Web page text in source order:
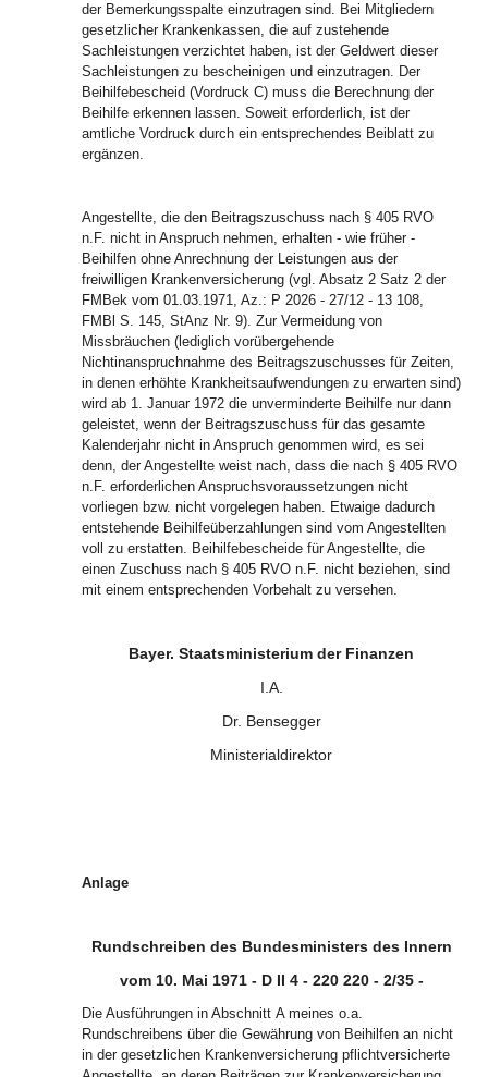
der Bemerkungsspalte einzutragen sind. Bei Mitgliedern
gesetzlicher Krankenkassen, die auf zustehende
Sachleistungen verzichtet haben, ist der Geldwert dieser
Sachleistungen zu bescheinigen und einzutragen. Der
Beihilfebescheid (Vordruck C) muss die Berechnung der
Beihilfe erkennen lassen. Soweit erforderlich, ist der
amtliche Vordruck durch ein entsprechendes Beiblatt zu
ergänzen.
Angestellte, die den Beitragszuschuss nach § 405 RVO
n.F. nicht in Anspruch nehmen, erhalten - wie früher -
Beihilfen ohne Anrechnung der Leistungen aus der
freiwilligen Krankenversicherung (vgl. Absatz 2 Satz 2 der
FMBek vom 01.03.1971, Az.: P 2026 - 27/12 - 13 108,
FMBl S. 145, StAnz Nr. 9). Zur Vermeidung von
Missbräuchen (lediglich vorübergehende
Nichtinanspruchnahme des Beitragszuschusses für Zeiten,
in denen erhöhte Krankheitsaufwendungen zu erwarten sind)
wird ab 1. Januar 1972 die unverminderte Beihilfe nur dann
geleistet, wenn der Beitragszuschuss für das gesamte
Kalenderjahr nicht in Anspruch genommen wird, es sei
denn, der Angestellte weist nach, dass die nach § 405 RVO
n.F. erforderlichen Anspruchsvoraussetzungen nicht
vorliegen bzw. nicht vorgelegen haben. Etwaige dadurch
entstehende Beihilfeüberzahlungen sind vom Angestellten
voll zu erstatten. Beihilfebescheide für Angestellte, die
einen Zuschuss nach § 405 RVO n.F. nicht beziehen, sind
mit einem entsprechenden Vorbehalt zu versehen.
Bayer. Staatsministerium der Finanzen
I.A.
Dr. Bensegger
Ministerialdirektor
Anlage
Rundschreiben des Bundesministers des Innern
vom 10. Mai 1971 - D II 4 - 220 220 - 2/35 -
Die Ausführungen in Abschnitt A meines o.a.
Rundschreibens über die Gewährung von Beihilfen an nicht
in der gesetzlichen Krankenversicherung pflichtversicherte